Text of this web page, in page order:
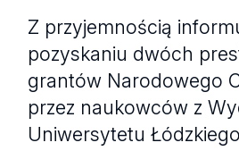
Z przyjemnością
pozyskaniu dwóch
grantów Narodowego
przez naukowców z
Uniwersytetu